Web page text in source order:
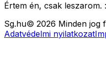
Értem én, csak leszarom.
Sg.hu© 2026 Minden jog
Adatvédelmi nyilatkozat